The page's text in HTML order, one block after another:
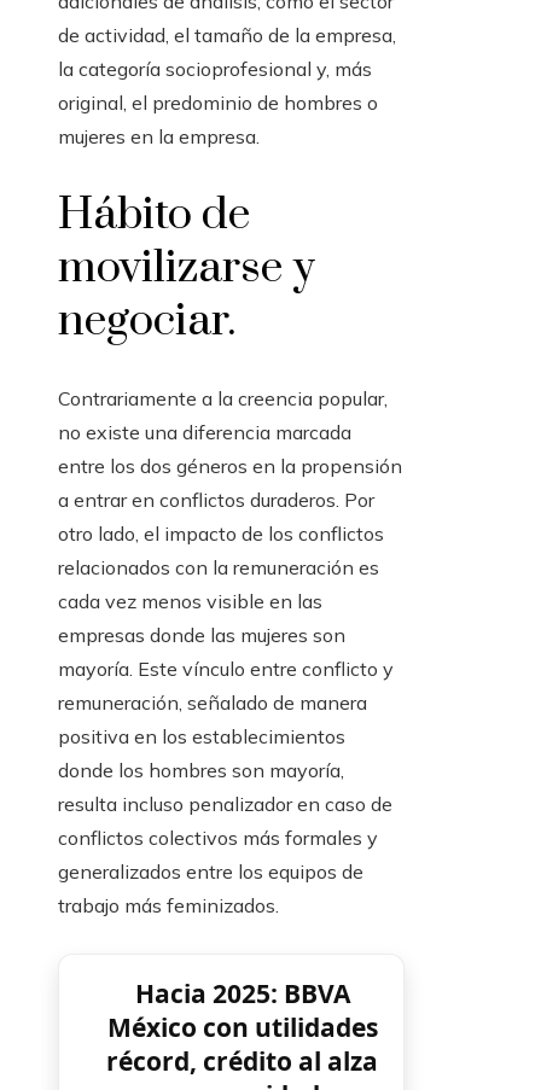
de actividad, el tamaño de la empresa,
la categoría socioprofesional y, más
original, el predominio de hombres o
mujeres en la empresa.
Hábito de
movilizarse y
negociar.
Contrariamente a la creencia popular,
no existe una diferencia marcada
entre los dos géneros en la propensión
a entrar en conflictos duraderos. Por
otro lado, el impacto de los conflictos
relacionados con la remuneración es
cada vez menos visible en las
empresas donde las mujeres son
mayoría. Este vínculo entre conflicto y
remuneración, señalado de manera
positiva en los establecimientos
donde los hombres son mayoría,
resulta incluso penalizador en caso de
conflictos colectivos más formales y
generalizados entre los equipos de
trabajo más feminizados.
Hacia 2025: BBVA
México con utilidades
récord, crédito al alza